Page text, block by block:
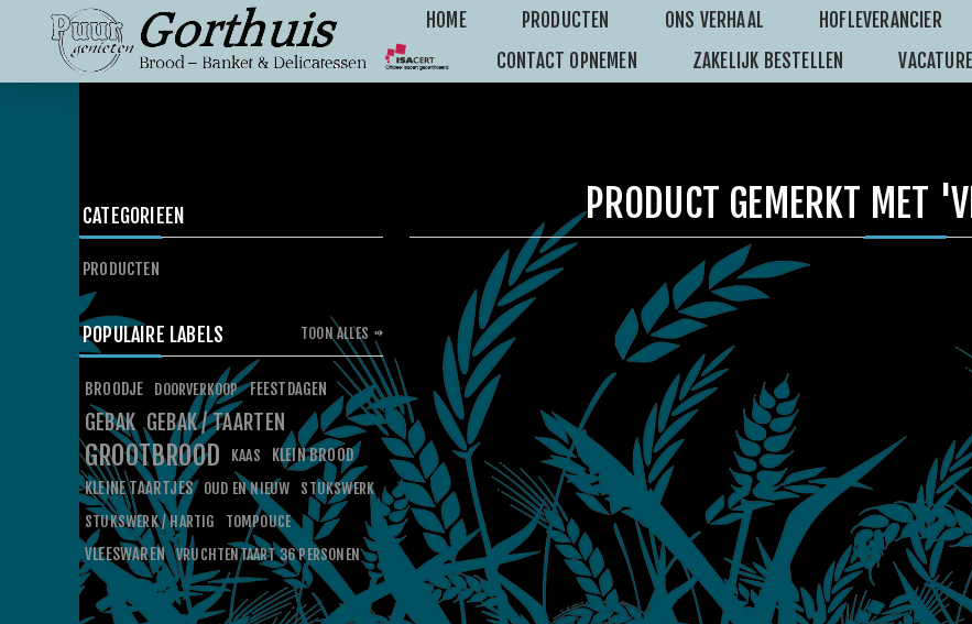
HOME PRODUCTEN ONS VERHAAL HOFLEVERANCIER
CONTACT OPNEMEN
ZAKELIJK BESTELLEN
PRODUCT GEMERKT MET
CATEGORIEEN
PRODUCTEN
POPULAIRE LABELS
BROODJE DOORVERKOOP FEESTDAGEN
GEBAK GEBAK / TAARTEN
GROOTBROOD KAAS
KLEIN BROOD
KLEINE TAARTJES
OUD EN NIEUW
STUKSWERK
STUKSWERK / HARTIG
TOMPOUCE
VLEESWAREN VRUCHTENTAART 36 PERSONEN
TOON ALLES